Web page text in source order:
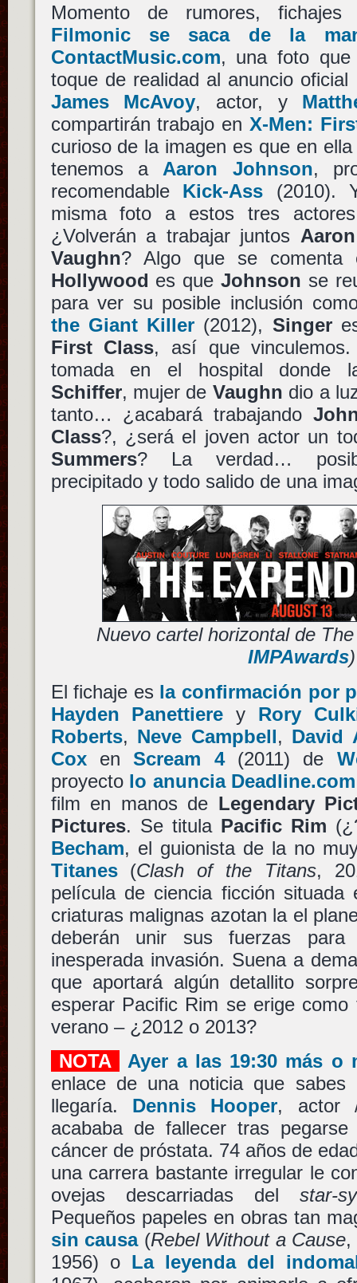
Momento de rumores,
Filmonic se saca de la
ContactMusic.com, una foto
toque de realidad al anuncio
James McAvoy, actor, y
compartirán trabajo en X-Men:
curioso de la imagen es que en
tenemos a Aaron Johnson,
recomendable Kick-Ass (2010).
misma foto a estos tres
¿Volverán a trabajar juntos
Vaughn? Algo que se comenta
Hollywood es queJohnson se
para ver su posible inclusión
the Giant Killer (2012), Singer
First Class, así que
tomada en el hospital donde
Schiffer, mujer de Vaughn dio a
tanto… ¿acabará trabajando
Class?, ¿será el joven actor un
Summers? La verdad…
precipitado y todo salido de una
Nuevo cartel horizontal de
IMPAwards)
El fichaje es la confirmación por
Hayden Panettiere y Rory
Roberts, Neve Campbell, David
CoxenScream 4(2011) de
proyecto lo anuncia Deadline.com
film en manos de Legendary
Pictures. Se titula Pacific Rim
Becham, el guionista de la no
Titanes(Clash of the Titans,
película de ciencia ficción
criaturas malignas azotan la el
deberán unir sus fuerzas
inesperada invasión. Suena a
que aportará algún detallito
esperar Pacific Rim se erige
verano – ¿2012 o 2013?
NOTA
Ayer a las 19:30 más o
enlace de una noticia que sabes
llegaría. Dennis Hooper, actor
acababa de fallecer tras
cáncer de próstata. 74 años de
una carrera bastante irregular le
ovejas descarriadas del star-
Pequeños papeles en obras tan
sin causa(Rebel Without a Cause,
1956) o La leyenda del